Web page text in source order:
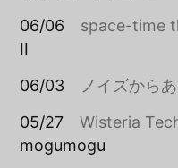
06/06 space-time
II
06/03
ノイズから
05/27Wisteria
mogumogu